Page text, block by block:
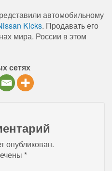
автомобильному
Kicks. Продавать его
мира. России в этом
сетях
опубликован.
*